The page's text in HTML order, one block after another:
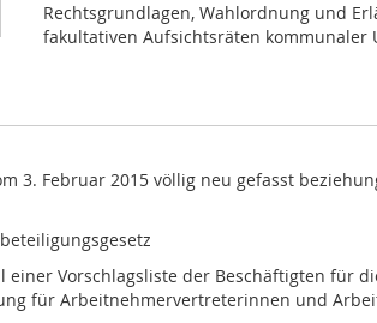
Rechtsgrundlagen, Wahlordnung und
fakultativen Aufsichtsräten
3. Februar 2015 völlig neu gefasst
einer Vorschlagsliste der Beschäftigten
für Arbeitnehmervertreterinnen und